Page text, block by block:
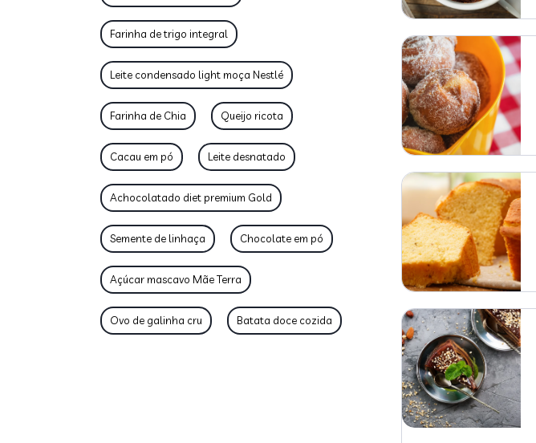
Farinha de trigo integral
Leite condensado light moça Nestlé
Farinha de Chia Queijo ricota
Cacau em pó Leite desnatado
Achocolatado diet premium Gold
Semente de linhaça Chocolate em pó
Açúcar mascavo Mãe Terra
Ovo de galinha cru Batata doce cozida